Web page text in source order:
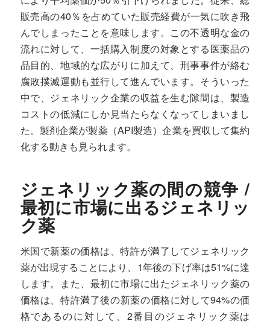
販売高の40％を占めていた販売経費が一気に吹き飛
んでしまったことを意味します。この不透明な金の
流れに対して、一括購入制度の対象とする医薬品の
品目的、地域的な広がりに加えて、刑事事件が絡む
腐敗撲滅運動も並行して進んでいます。そういった
中で、ジェネリック企業の収益を生む隙間は、製造
コストの低減にしか見当たらなくなってしまいまし
た。製剤企業が製薬（API製造）企業を買収して集約
化する動きも見られます。
ジェネリック薬の間の競争 /
最初に市場に出るジェネリッ
ク薬
米国で新薬の価格は、特許が満了してジェネリック
薬が出現することにより、1年後の下げ率は51%に達
します。また、最初に市場に出たジェネリック薬の
価格は、特許満了後の新薬の価格に対して94%の価
格であるのに対して、2番目のジェネリック薬は